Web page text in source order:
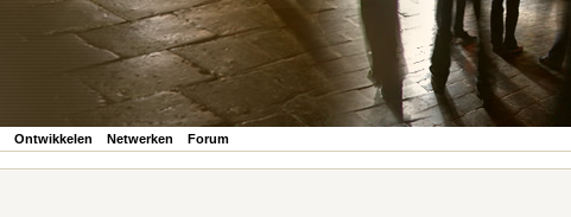
Ontwikkelen Netwerken Forum